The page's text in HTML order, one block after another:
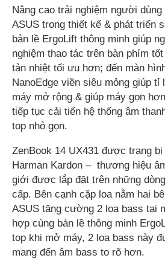
Nâng cao trải nghiệm người
ASUS trong thiết kế & phát triển
bản lề ErgoLift thông minh giúp
nghiệm thao tác trên bàn phím
tản nhiệt tối ưu hơn; đến màn
NanoEdge viền siêu mỏng giúp tỉ
máy mở rộng & giúp máy gọn
tiếp tục cải tiến hệ thống âm
top nhỏ gọn.
ZenBook 14 UX431 được trang
Harman Kardon – thương hiệu
giới được lắp đặt trên những
cấp. Bên cạnh cặp loa nằm hai
ASUS tăng cường 2 loa bass tại
hợp cùng bản lề thông minh
top khi mở máy, 2 loa bass này
mang đến âm bass to rõ hơn.